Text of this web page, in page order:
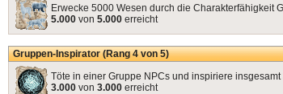
Erwecke 5000 Wesen durch die Charakterfähigkeit
5.000 von 5.000 erreicht
Gruppen-Inspirator (Rang 4 von 5)
Töte in einer Gruppe NPCs und inspiriere
3.000 von 3.000 erreicht